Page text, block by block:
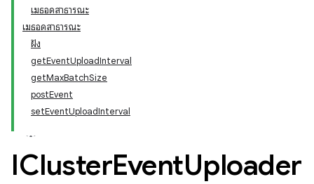
เมธอดสาธารณะ
เมธอดสาธารณะ
ฝัง
getEventUploadInterval
getMaxBatchSize
postEvent
setEventUploadInterval
IClusterEventUploader